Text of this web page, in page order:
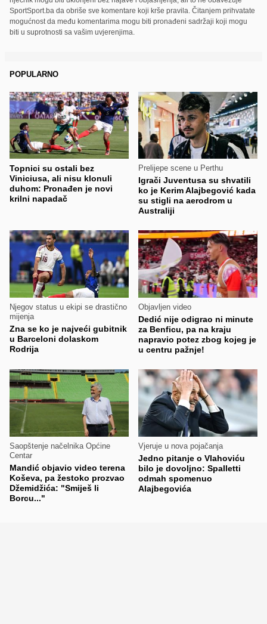
SportSport.ba da obriše sve komentare koji krše pravila. Čitanjem prihvatate
mogućnost da među komentarima mogu biti pronađeni sadržaji koji mogu
biti u suprotnosti sa vašim uvjerenjima.
POPULARNO
Topnici su ostali bez
Viniciusa, ali nisu klonuli
duhom: Pronađen je novi
krilni napadač
Prelijepe scene u Perthu
Igrači Juventusa su shvatili
ko je Kerim Alajbegović kada
su stigli na aerodrom u
Australiji
Njegov status u ekipi se drastično
mijenja
Zna se ko je najveći gubitnik
u Barceloni dolaskom
Rodrija
Objavljen video
Dedić nije odigrao ni minute
za Benficu, pa na kraju
napravio potez zbog kojeg je
u centru pažnje!
Saopštenje načelnika Općine
Centar
Mandić objavio video terena
Koševa, pa žestoko prozvao
Džemidžića: "Smiješ li
Borcu..."
Vjeruje u nova pojačanja
Jedno pitanje o Vlahoviću
bilo je dovoljno: Spalletti
odmah spomenuo
Alajbegovića